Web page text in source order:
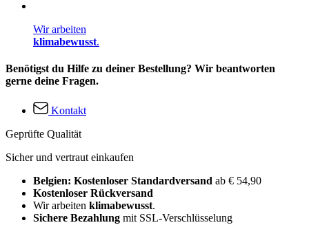
Wir arbeiten
klimabewusst.
Benötigst du Hilfe zu deiner Bestellung? Wir beantworten
gerne deine Fragen.
Kontakt
Geprüfte Qualität
Sicher und vertraut einkaufen
Belgien: Kostenloser Standardversand ab € 54,90
Kostenloser Rückversand
Wir arbeiten klimabewusst.
Sichere Bezahlung mit SSL-Verschlüsselung